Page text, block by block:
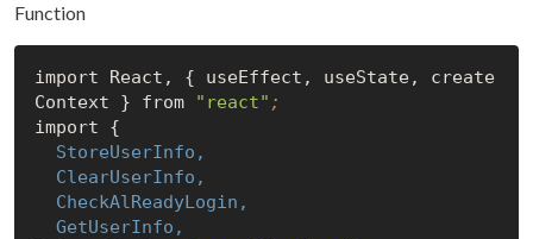
Function
import React, { useEffect, useState, create
Context } from
"react" ;
  StoreUserInfo,
  ClearUserInfo,
  CheckAlReadyLogin,
  GetUserInfo,